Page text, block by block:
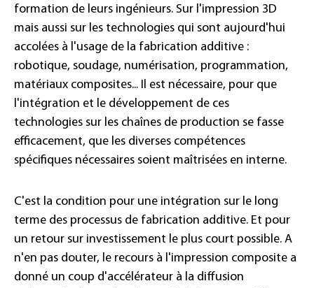
formation de leurs ingénieurs. Sur l'impression 3D
mais aussi sur les technologies qui sont aujourd'hui
accolées à l'usage de la fabrication additive :
robotique, soudage, numérisation, programmation,
matériaux composites... Il est nécessaire, pour que
l'intégration et le développement de ces
technologies sur les chaînes de production se fasse
efficacement, que les diverses compétences
spécifiques nécessaires soient maîtrisées en interne.
C'est la condition pour une intégration sur le long
terme des processus de fabrication additive. Et pour
un retour sur investissement le plus court possible. A
n'en pas douter, le recours à l'impression composite a
donné un coup d'accélérateur à la diffusion